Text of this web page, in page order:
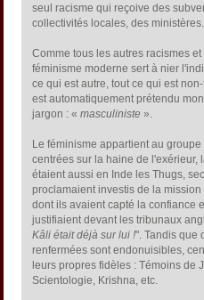
seul racisme qui reçoive des
collectivités locales, des ministères.
Comme tous les autres racismes
féminisme moderne sert à nier
ce qui est autre, tout ce qui est
est automatiquement prétendu
jargon : «masculiniste ».
Le féminisme appartient au
centrées sur la haine de l'exérieur,
étaient aussi en Inde les Thugs,
proclamaient investis de la
dont ils avaient capté la confiance
justifiaient devant les tribunaux
Kâli était déjà sur lui !". Tandis que
renfermées sont endonuisibles,
leurs propres fidèles : Témoins de
Scientologie, Krishna, etc.